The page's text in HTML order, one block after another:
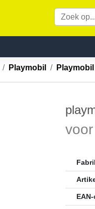
Playmobil
voor